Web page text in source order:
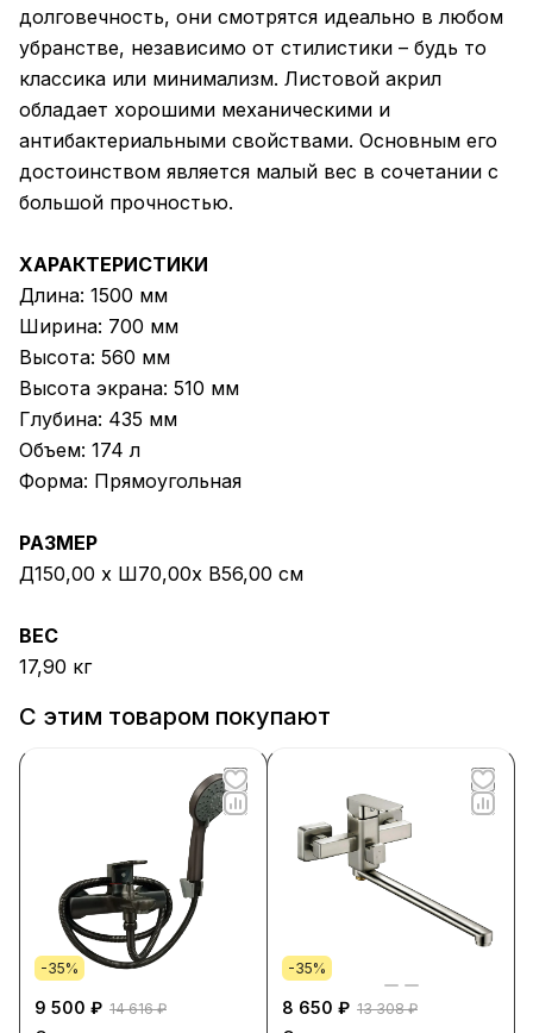
долговечность, они смотрятся идеально в любом
убранстве, независимо от стилистики – будь то
классика или минимализм. Листовой акрил
обладает хорошими механическими и
антибактериальными свойствами. Основным его
достоинством является малый вес в сочетании с
большой прочностью.
ХАРАКТЕРИСТИКИ
Длина: 1500 мм
Ширина: 700 мм
Высота: 560 мм
Высота экрана: 510 мм
Глубина: 435 мм
Объем: 174 л
Форма: Прямоугольная
РАЗМЕР
Д150,00 х Ш70,00х В56,00 см
ВЕС
17,90 кг
С этим товаром покупают
-35%
9 500 ₽ 14 616 ₽
-35%
8 650 ₽ 13 308 ₽